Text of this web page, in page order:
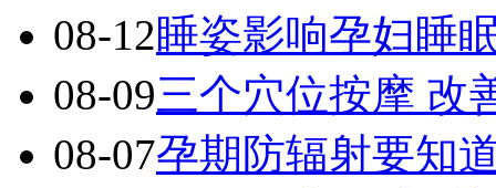
08-12睡姿影响孕妇睡
08-09三个穴位按摩 改
08-07孕期防辐射要知